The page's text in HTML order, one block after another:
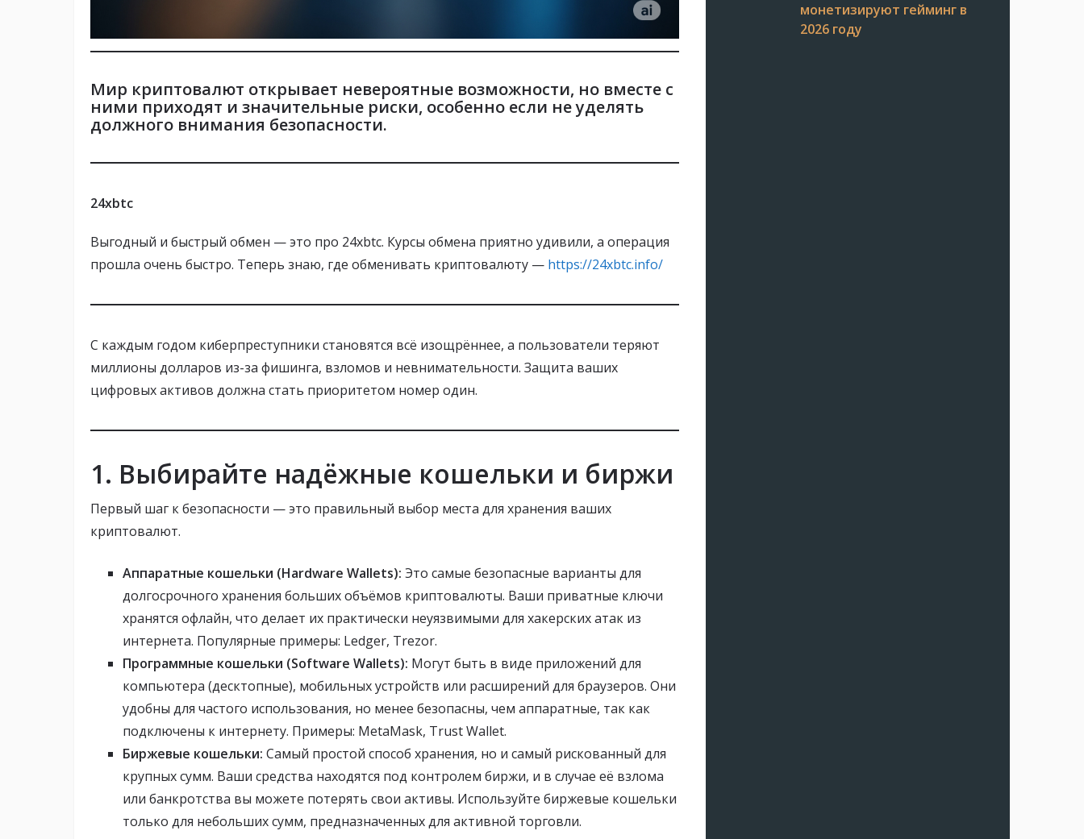
Мир криптовалют открывает невероятные возможности, но вместе с
ними приходят и значительные риски, особенно если не уделять
должного внимания безопасности.
24xbtc
Выгодный и быстрый обмен — это про 24xbtc. Курсы обмена приятно удивили, а операция
прошла очень быстро. Теперь знаю, где обменивать криптовалюту — https://24xbtc.info/
С каждым годом киберпреступники становятся всё изощрённее, а пользователи теряют
миллионы долларов из-за фишинга, взломов и невнимательности. Защита ваших
цифровых активов должна стать приоритетом номер один.
1. Выбирайте надёжные кошельки и биржи
Первый шаг к безопасности — это правильный выбор места для хранения ваших
криптовалют.
Аппаратные кошельки (Hardware Wallets): Это самые безопасные варианты для
долгосрочного хранения больших объёмов криптовалюты. Ваши приватные ключи
хранятся офлайн, что делает их практически неуязвимыми для хакерских атак из
интернета. Популярные примеры: Ledger, Trezor.
Программные кошельки (Software Wallets): Могут быть в виде приложений для
компьютера (десктопные), мобильных устройств или расширений для браузеров. Они
удобны для частого использования, но менее безопасны, чем аппаратные, так как
подключены к интернету. Примеры: MetaMask, Trust Wallet.
Биржевые кошельки: Самый простой способ хранения, но и самый рискованный для
крупных сумм. Ваши средства находятся под контролем биржи, и в случае её взлома
или банкротства вы можете потерять свои активы. Используйте биржевые кошельки
только для небольших сумм, предназначенных для активной торговли.
монетизируют гейминг в
2026 году